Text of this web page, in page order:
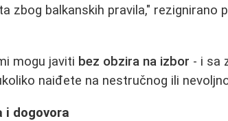
zbog balkanskih pravila," rezignirano
mogu javiti bez obzira na izbor - i sa
naiđete na nestručnog ili
i dogovora